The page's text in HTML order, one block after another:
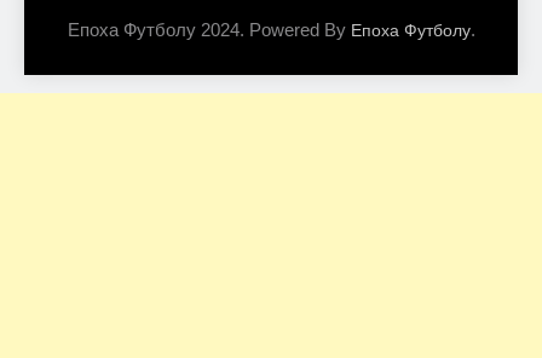
Епоха Футболу 2024. Powered By Епоха Футболу.